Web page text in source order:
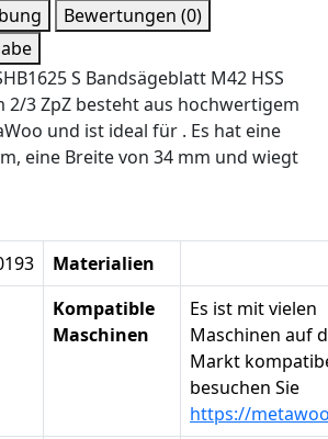
Bewertungen (0)
S Bandsägeblatt M42 HSS
2/3 ZpZ besteht aus hochwertigem
und ist ideal für . Es hat eine
eine Breite von 34 mm und wiegt
Materialien
Kompatible
Maschinen
Es ist mit vielen
Maschinen auf
Markt
besuchen Sie
https://